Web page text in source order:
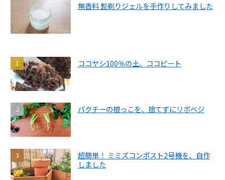
無香料 髭剃りジェルを手作りしてみました
ココヤシ100％の土、ココピート
パクチーの根っこを、捨てずにリボベジ
超簡単！ ミミズコンポスト2号機を、自作
しました